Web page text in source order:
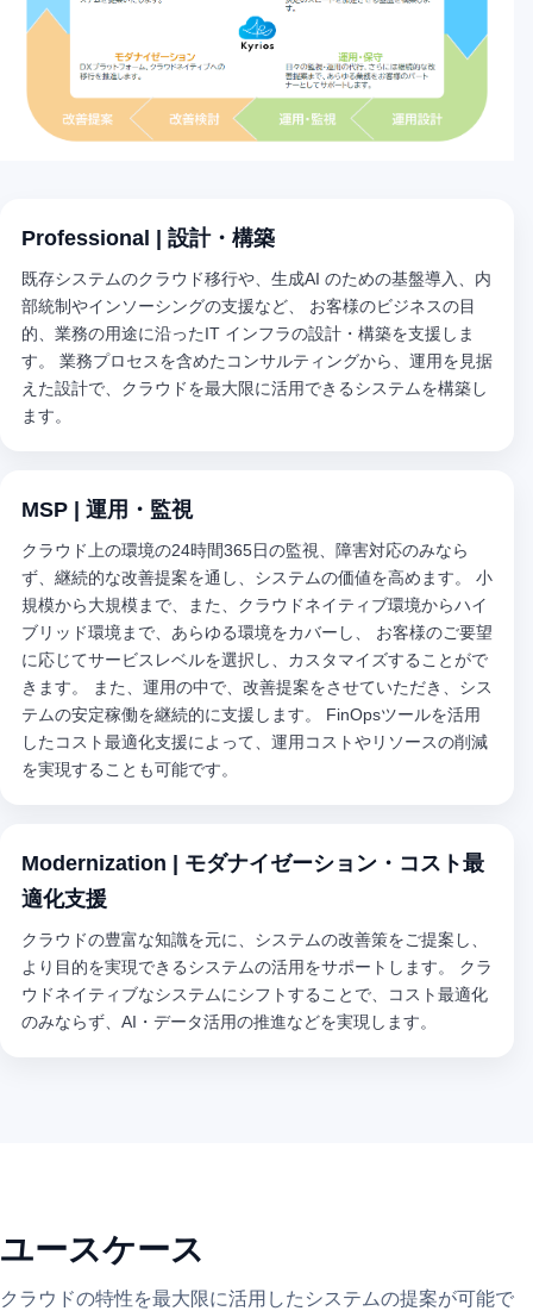
Professional | 設計・構築
既存システムのクラウド移行や、生成AI のための基盤導入、内
部統制やインソーシングの支援など、 お客様のビジネスの目
的、業務の用途に沿ったIT インフラの設計・構築を支援しま
す。 業務プロセスを含めたコンサルティングから、運用を見据
えた設計で、クラウドを最大限に活用できるシステムを構築し
ます。
MSP | 運用・監視
クラウド上の環境の24時間365日の監視、障害対応のみなら
ず、継続的な改善提案を通し、システムの価値を高めます。 小
規模から大規模まで、また、クラウドネイティブ環境からハイ
ブリッド環境まで、あらゆる環境をカバーし、 お客様のご要望
に応じてサービスレベルを選択し、カスタマイズすることがで
きます。 また、運用の中で、改善提案をさせていただき、シス
テムの安定稼働を継続的に支援します。 FinOpsツールを活用
したコスト最適化支援によって、運用コストやリソースの削減
を実現することも可能です。
Modernization | モダナイゼーション・コスト最
適化支援
クラウドの豊富な知識を元に、システムの改善策をご提案し、
より目的を実現できるシステムの活用をサポートします。 クラ
ウドネイティブなシステムにシフトすることで、コスト最適化
のみならず、AI・データ活用の推進などを実現します。
ユースケース
クラウドの特性を最大限に活用したシステムの提案が可能で